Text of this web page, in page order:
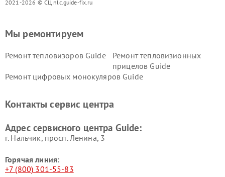
2021-2026 © СЦ nlc.guide-fix.ru
Мы ремонтируем
Ремонт тепловизоров Guide
Ремонт тепловизионных
прицелов Guide
Ремонт цифровых монокуляров Guide
Контакты сервис центра
Адрес сервисного центра Guide:
г. Нальчик, просп. Ленина, 3
Горячая линия:
+7 (800) 301-55-83